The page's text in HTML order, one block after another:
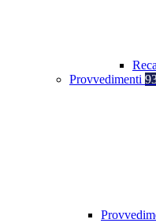
Provvedimenti